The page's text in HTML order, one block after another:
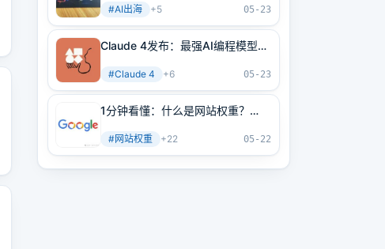
#AI出海 +5 05-23
Claude 4发布：最强AI编程模型
#Claude 4 +6 05-23
1分钟看懂：什么是网站权重？
南（原创不易）
#网站权重 +22 05-22